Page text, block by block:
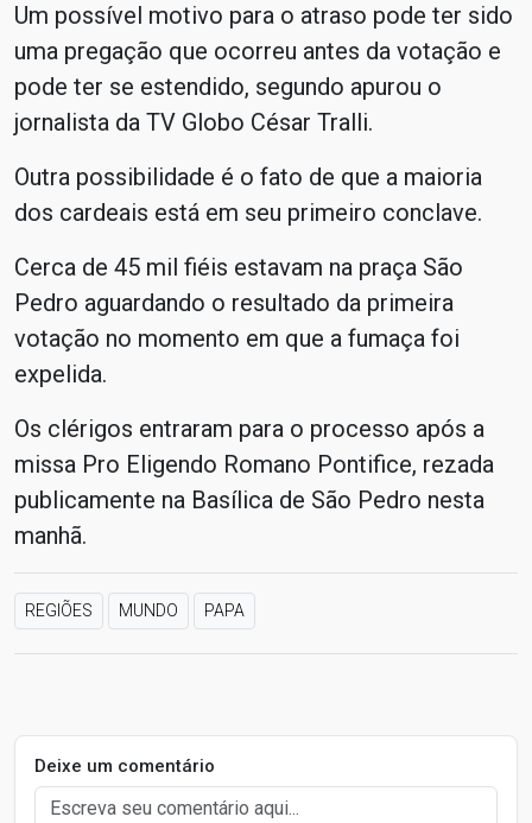
Um possível motivo para o atraso pode ter sido
uma pregação que ocorreu antes da votação e
pode ter se estendido, segundo apurou o
jornalista da TV Globo César Tralli.
Outra possibilidade é o fato de que a maioria
dos cardeais está em seu primeiro conclave.
Cerca de 45 mil fiéis estavam na praça São
Pedro aguardando o resultado da primeira
votação no momento em que a fumaça foi
expelida.
Os clérigos entraram para o processo após a
missa Pro Eligendo Romano Pontifice, rezada
publicamente na Basílica de São Pedro nesta
manhã.
REGIÕES MUNDO PAPA
Deixe um comentário